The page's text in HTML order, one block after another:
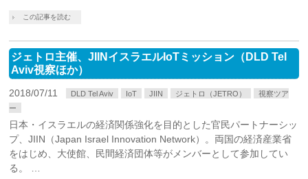
この記事を読む
ジェトロ主催、JIINイスラエルIoTミッション（DLD Tel
Aviv視察ほか）
2018/07/11 DLD Tel Aviv IoT JIIN ジェトロ（JETRO）
視察ツア
ー
日本・イスラエルの経済関係強化を目的とした官民パートナーシッ
プ、JIIN（Japan Israel Innovation Network）。両国の経済産業省
をはじめ、大使館、民間経済団体等がメンバーとして参加してい
る。 …